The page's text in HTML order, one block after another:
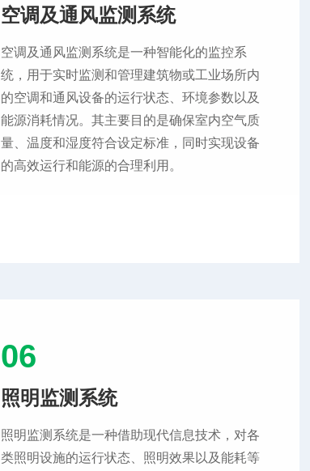
空调及通风监测系统
空调及通风监测系统是一种智能化的监控系
统，用于实时监测和管理建筑物或工业场所内
的空调和通风设备的运行状态、环境参数以及
能源消耗情况。其主要目的是确保室内空气质
量、温度和湿度符合设定标准，同时实现设备
的高效运行和能源的合理利用。
06
照明监测系统
照明监测系统是一种借助现代信息技术，对各
类照明设施的运行状态、照明效果以及能耗等